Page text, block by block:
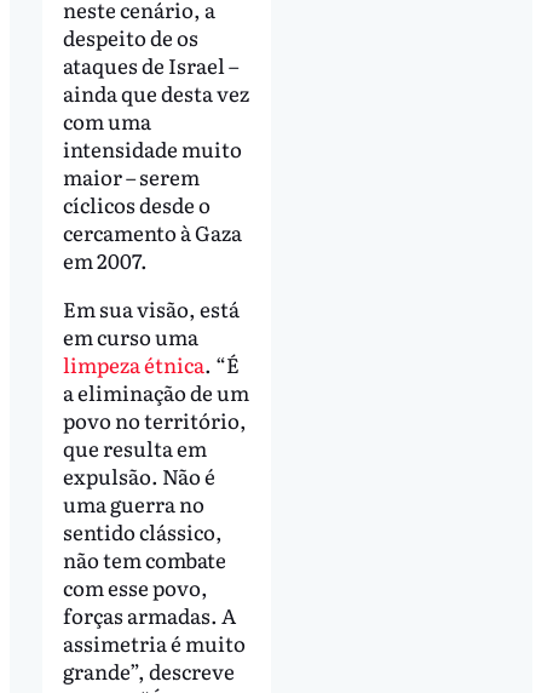
neste cenário, a
despeito de os
ataques de Israel –
ainda que desta vez
com uma
intensidade muito
maior – serem
cíclicos desde o
cercamento à Gaza
em 2007.
Em sua visão, está
em curso uma
limpeza étnica. “É
a eliminação de um
povo no território,
que resulta em
expulsão. Não é
uma guerra no
sentido clássico,
não tem combate
com esse povo,
forças armadas. A
assimetria é muito
grande”, descreve